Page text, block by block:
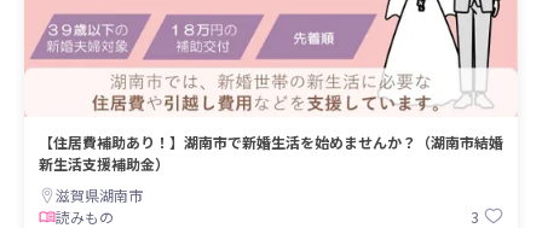
【住居費補助あり！】湖南市で新婚生活を始めませんか？（湖南市結婚
新生活支援補助金）
滋賀県湖南市
読みもの
3